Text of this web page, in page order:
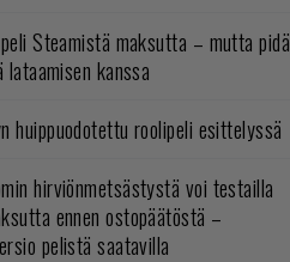
Steamistä maksutta – mutta pidä
kanssa
huippuodotettu roolipeli esittelyssä
hirviönmetsästystä voi testailla
ennen ostopäätöstä –
pelistä saatavilla